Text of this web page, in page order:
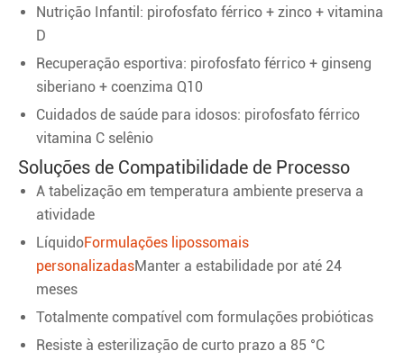
Nutrição Infantil: pirofosfato férrico + zinco + vitamina
D
Recuperação esportiva: pirofosfato férrico + ginseng
siberiano + coenzima Q10
Cuidados de saúde para idosos: pirofosfato férrico
vitamina C selênio
Soluções de Compatibilidade de Processo
A tabelização em temperatura ambiente preserva a
atividade
LíquidoFormulações lipossomais
personalizadasManter a estabilidade por até 24
meses
Totalmente compatível com formulações probióticas
Resiste à esterilização de curto prazo a 85 °C